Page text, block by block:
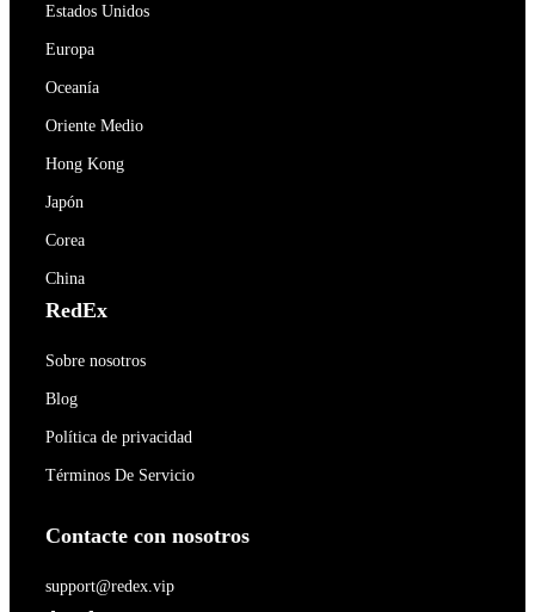
Estados Unidos
Europa
Oceanía
Oriente Medio
Hong Kong
Japón
Corea
China
RedEx
Sobre nosotros
Blog
Política de privacidad
Términos De Servicio
Contacte con nosotros
support@redex.vip